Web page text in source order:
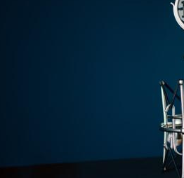
av Bock Brewery,
Efter nästan trettio
bryggde vi den
iskällare som
Ölen bryggs i små
sats måste
standarder vi
endast det bästa är